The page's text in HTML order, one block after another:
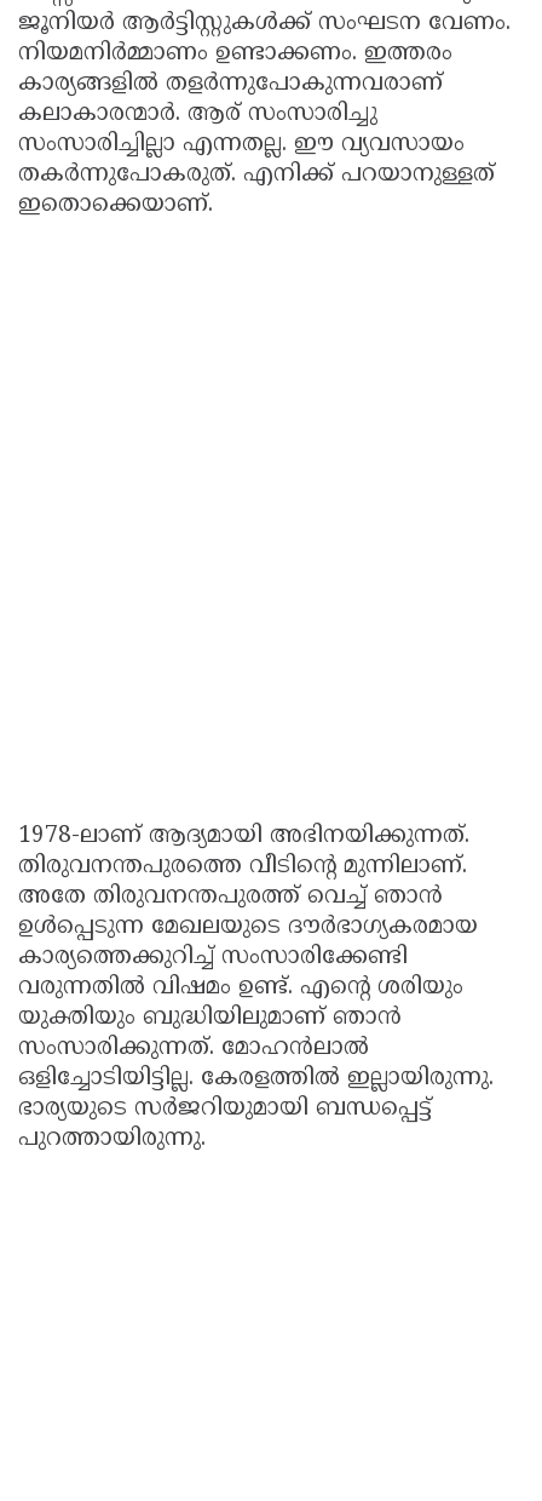
ജൂനിയര്‍ ആര്‍ട്ടിസ്റ്റുകള്‍ക്ക് സംഘടന വേണം.
നിയമനിര്‍മ്മാണം ഉണ്ടാക്കണം. ഇത്തരം
കാര്യങ്ങളില്‍ തളര്‍ന്നുപോകുന്നവരാണ്
കലാകാരന്മാര്‍. ആര് സംസാരിച്ചു
സംസാരിച്ചില്ലാ എന്നതല്ല. ഈ വ്യവസായം
തകര്‍ന്നുപോകരുത്. എനിക്ക് പറയാനുള്ളത്
ഇതൊക്കെയാണ്.
1978-ലാണ് ആദ്യമായി അഭിനയിക്കുന്നത്.
തിരുവനന്തപുരത്തെ വീടിന്റെ മുന്നിലാണ്.
അതേ തിരുവനന്തപുരത്ത് വെച്ച് ഞാന്‍
ഉള്‍പ്പെടുന്ന മേഖലയുടെ ദൗര്‍ഭാഗ്യകരമായ
കാര്യത്തെക്കുറിച്ച് സംസാരിക്കേണ്ടി
വരുന്നതില്‍ വിഷമം ഉണ്ട്. എന്റെ ശരിയും
യുക്തിയും ബുദ്ധിയിലുമാണ് ഞാന്‍
സംസാരിക്കുന്നത്. മോഹന്‍ലാല്‍
ഒളിച്ചോടിയിട്ടില്ല. കേരളത്തില്‍ ഇല്ലായിരുന്നു.
ഭാര്യയുടെ സര്‍ജറിയുമായി ബന്ധപ്പെട്ട്
പുറത്തായിരുന്നു.